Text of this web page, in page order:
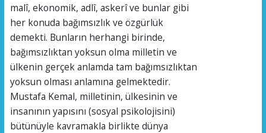
malî, ekonomik, adlî, askerî ve bunlar gibi
her konuda bağımsızlık ve özgürlük
demekti. Bunların herhangi birinde,
bağımsızlıktan yoksun olma milletin ve
ülkenin gerçek anlamda tam bağımsızlıktan
yoksun olması anlamına gelmektedir.
Mustafa Kemal, milletinin, ülkesinin ve
insanının yapısını (sosyal psikolojisini)
bütünüyle kavramakla birlikte dünya